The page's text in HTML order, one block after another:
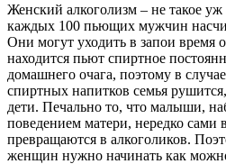
Женский алкоголизм – не такое
каждых 100 пьющих мужчин
Они могут уходить в запои время
находится пьют спиртное
домашнего очага, поэтому в
спиртных напитков семья
дети. Печально то, что малыши,
поведением матери, нередко сами
превращаются в алкоголиков.
женщин нужно начинать как